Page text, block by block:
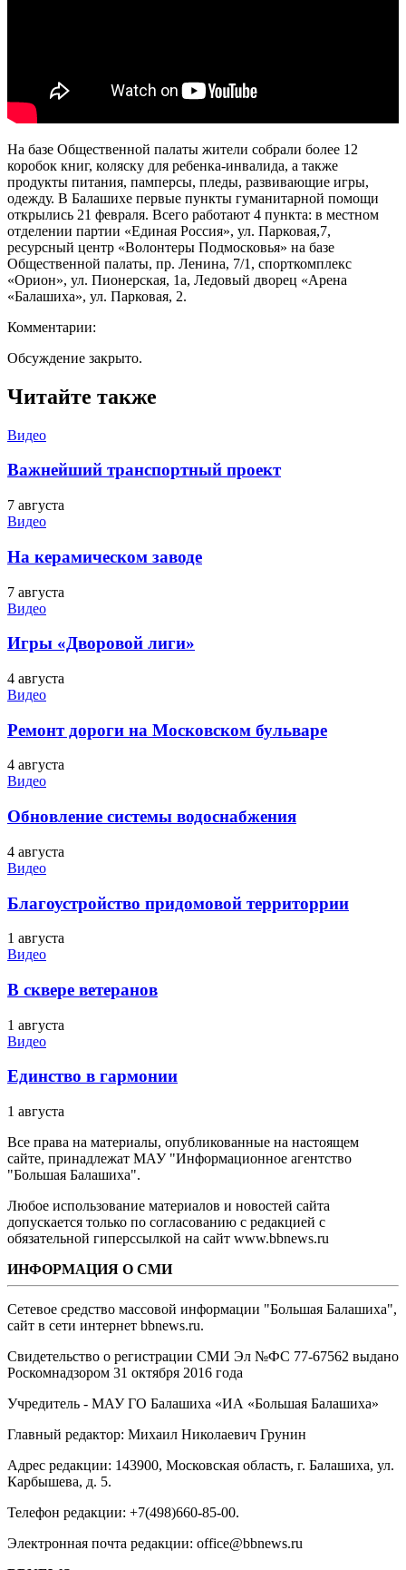
На базе Общественной палаты жители собрали более 12
коробок книг, коляску для ребенка-инвалида, а также
продукты питания, памперсы, пледы, развивающие игры,
одежду. В Балашихе первые пункты гуманитарной помощи
открылись 21 февраля. Всего работают 4 пункта: в местном
отделении партии «Единая Россия», ул. Парковая,7,
ресурсный центр «Волонтеры Подмосковья» на базе
Общественной палаты, пр. Ленина, 7/1, спорткомплекс
«Орион», ул. Пионерская, 1а, Ледовый дворец «Арена
«Балашиха», ул. Парковая, 2.
Комментарии:
Обсуждение закрыто.
Читайте также
Видео
Важнейший транспортный проект
7 августа
Видео
На керамическом заводе
7 августа
Видео
Игры «Дворовой лиги»
4 августа
Видео
Ремонт дороги на Московском бульваре
4 августа
Видео
Обновление системы водоснабжения
4 августа
Видео
Благоустройство придомовой территоррии
1 августа
Видео
В сквере ветеранов
1 августа
Видео
Единство в гармонии
1 августа
Все права на материалы, опубликованные на настоящем
сайте, принадлежат МАУ "Информационное агентство
"Большая Балашиха".
Любое использование материалов и новостей сайта
допускается только по согласованию с редакцией с
обязательной гиперссылкой на сайт www.bbnews.ru
ИНФОРМАЦИЯ О СМИ
Сетевое средство массовой информации "Большая Балашиха",
сайт в сети интернет bbnews.ru.
Свидетельство о регистрации СМИ Эл №ФС ‎77-67562 выдано
Роскомнадзором 31 октября 2016 года
Учредитель - МАУ ГО Балашиха «ИА «Большая Балашиха»
Главный редактор: Михаил Николаевич Грунин
Адрес редакции: 143900, Московская область, г. Балашиха, ул.
Карбышева, д. 5.
Телефон редакции: +7(498)660-85-00.
Электронная почта редакции: office@bbnews.ru